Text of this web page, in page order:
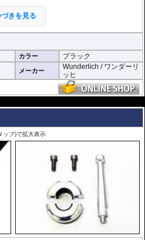
ません。女性の方でも簡単に扱えます。イ
ージーパークスタンドの車輪にはロックシ
ステムが2箇所搭載。
り止めとしてプレートにラバーシートが
ります。
揮するでしょう。
用方法は変わりません。
きを見る
カラー ブラック
メーカー
Wunderlich / ワンダーリ
ッヒ
ップ)で拡大表示